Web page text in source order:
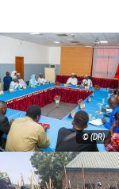
© (DR)